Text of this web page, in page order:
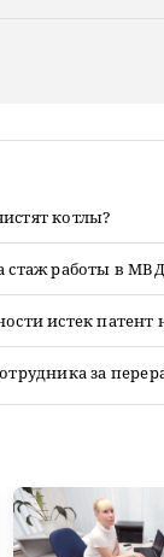
котлы?
стаж работы в
истек
за